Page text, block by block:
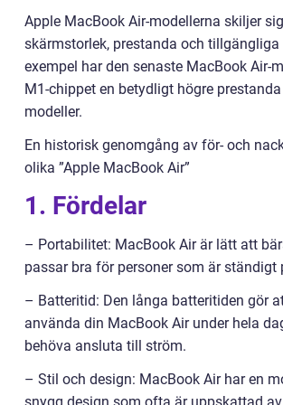
Apple MacBook Air-modellerna skiljer
skärmstorlek, prestanda och tillgängliga
exempel har den senaste MacBook Air-
M1-chippet en betydligt högre
modeller.
En historisk genomgång av för- och
olika ”Apple MacBook Air”
1. Fördelar
– Portabilitet: MacBook Air är lätt att
passar bra för personer som är ständigt
– Batteritid: Den långa batteritiden gör
använda din MacBook Air under hela
behöva ansluta till ström.
– Stil och design: MacBook Air har en